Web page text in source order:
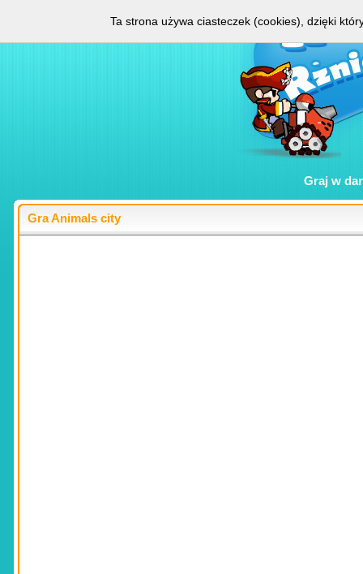
Graj w
Gra Animals city
Ta strona używa ciasteczek (cookies), dzięki